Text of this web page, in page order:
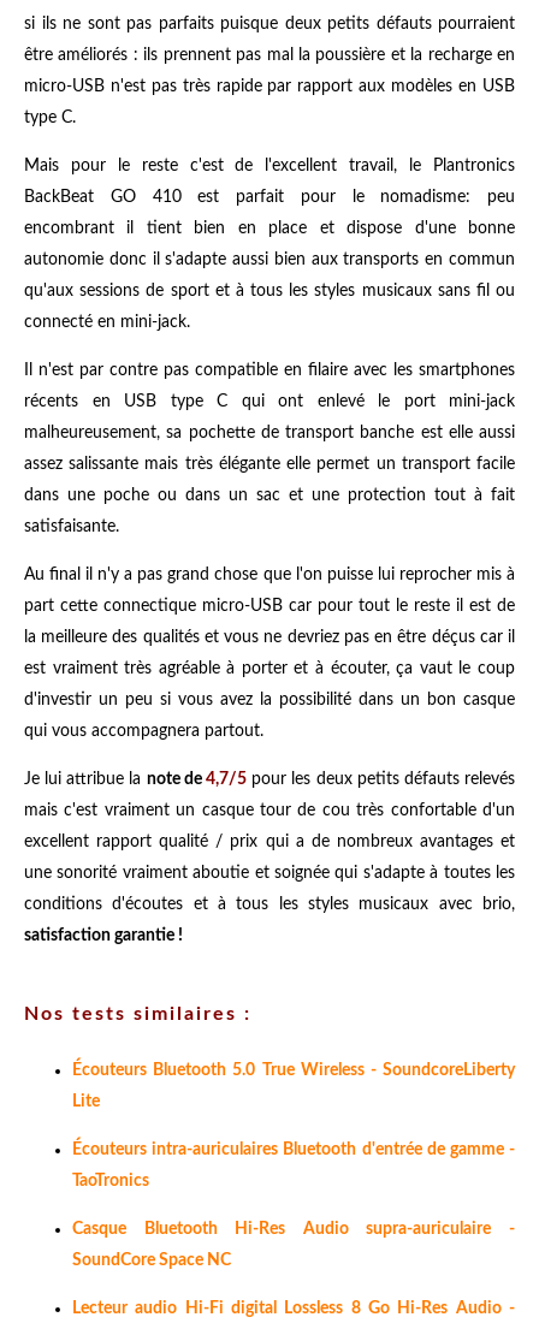
si ils ne sont pas parfaits puisque deux petits défauts pourraient
être améliorés : ils prennent pas mal la poussière et la recharge en
micro-USB n'est pas très rapide par rapport aux modèles en USB
type C.
Mais pour le reste c'est de l'excellent travail, le Plantronics
BackBeat GO 410 est parfait pour le nomadisme: peu
encombrant il tient bien en place et dispose d'une bonne
autonomie donc il s'adapte aussi bien aux transports en commun
qu'aux sessions de sport et à tous les styles musicaux sans fil ou
connecté en mini-jack.
Il n'est par contre pas compatible en filaire avec les smartphones
récents en USB type C qui ont enlevé le port mini-jack
malheureusement, sa pochette de transport banche est elle aussi
assez salissante mais très élégante elle permet un transport facile
dans une poche ou dans un sac et une protection tout à fait
satisfaisante.
Au final il n'y a pas grand chose que l'on puisse lui reprocher mis à
part cette connectique micro-USB car pour tout le reste il est de
la meilleure des qualités et vous ne devriez pas en être déçus car il
est vraiment très agréable à porter et à écouter, ça vaut le coup
d'investir un peu si vous avez la possibilité dans un bon casque
qui vous accompagnera partout.
Je lui attribue la note de4,7/5 pour les deux petits défauts relevés
mais c'est vraiment un casque tour de cou très confortable d'un
excellent rapport qualité / prix qui a de nombreux avantages et
une sonorité vraiment aboutie et soignée qui s'adapte à toutes les
conditions d'écoutes et à tous les styles musicaux avec brio,
satisfaction garantie !
Nos tests similaires :
Écouteurs Bluetooth 5.0 True Wireless - SoundcoreLiberty
Lite
Écouteurs intra-auriculaires Bluetooth d'entrée de gamme -
TaoTronics
Casque Bluetooth Hi-Res Audio supra-auriculaire -
SoundCore Space NC
Lecteur audio Hi-Fi digital Lossless 8 Go Hi-Res Audio -